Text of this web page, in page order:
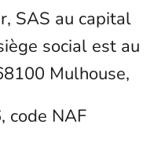
SAS au capital
social est au
Mulhouse,
code NAF